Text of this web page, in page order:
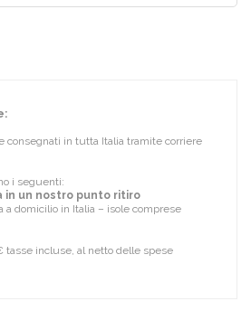
consegnati in tutta Italia tramite corriere
i seguenti:
in un nostro punto ritiro
a domicilio in Italia – isole comprese
tasse incluse, al netto delle spese